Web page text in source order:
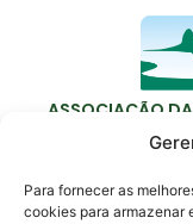
Para fornecer as
cookies para armazenar
ASSOCIAÇÃO
PÚBLICOS DO